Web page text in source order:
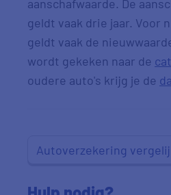
aanschafwaarde. De
geldt vaak drie jaar. Voor
geldt vaak de
wordt gekeken naar de
oudere auto's krijg je de
Autoverzekering